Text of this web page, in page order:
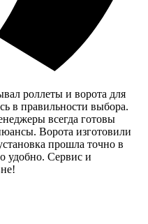
роллеты и ворота для
в правильности выбора.
всегда готовы
Ворота изготовили
прошла точно в
удобно. Сервис и